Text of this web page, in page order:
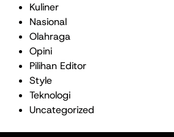
Kuliner
Nasional
Olahraga
Opini
Pilihan Editor
Style
Teknologi
Uncategorized